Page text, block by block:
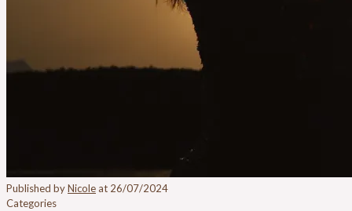
Published byNicoleat 26/07/2024
Categories